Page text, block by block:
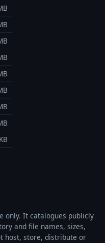
only. It catalogues publicly
and file names, sizes,
host, store, distribute or